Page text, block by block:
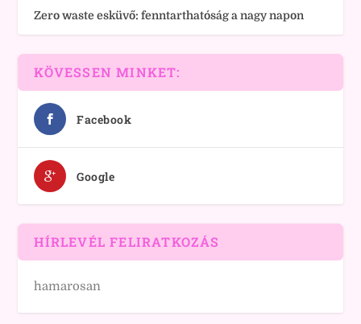
Zero waste esküvő: fenntarthatóság a nagy napon
KÖVESSEN MINKET:
Facebook
Google
HÍRLEVÉL FELIRATKOZÁS
hamarosan